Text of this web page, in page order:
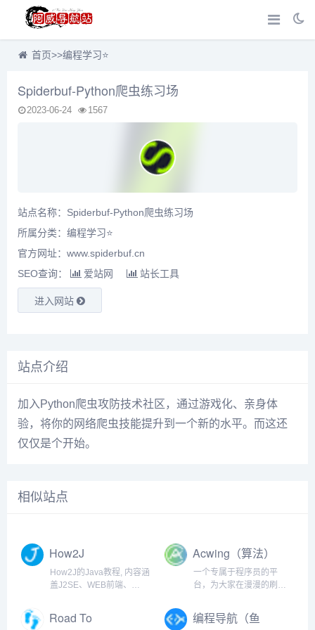
首页>>编程学习⭐
Spiderbuf-Python爬虫练习场
2023-06-24 1567
站点名称：Spiderbuf-Python爬虫练习场
所属分类： 编程学习⭐
官方网址：www.spiderbuf.cn
SEO查询：
爱站网 站长工具
进入网站
站点介绍
加入Python爬虫攻防技术社区，通过游戏化、亲身体
验，将你的网络爬虫技能提升到一个新的水平。而这还
仅仅是个开始。
相似站点
How2J
How2J的Java教程, 内容涵
盖J2SE、WEB前端、
和视频讲解的学习方式为
Acwing（算法）
一个专属于程序员的平
台，为大家在漫漫的刷题
答
Road To
编程导航（鱼